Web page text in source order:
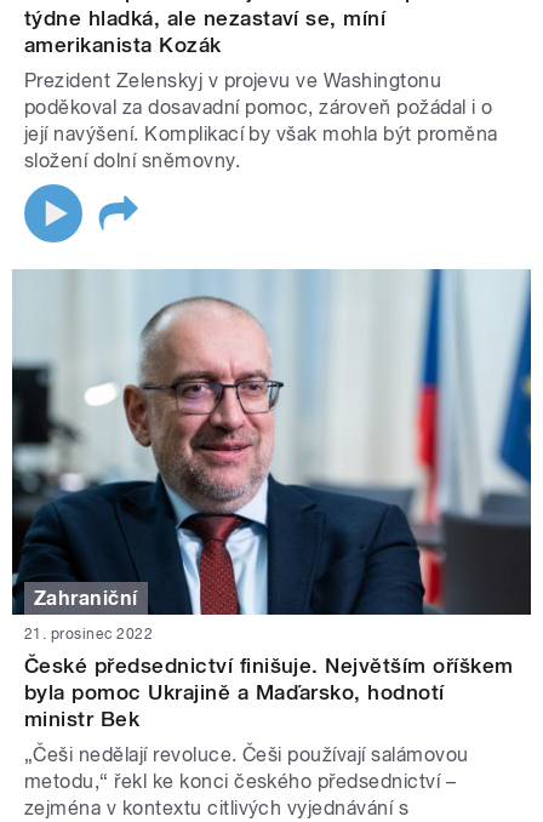
týdne hladká, ale nezastaví se, míní
amerikanista Kozák
Prezident Zelenskyj v projevu ve Washingtonu
poděkoval za dosavadní pomoc, zároveň požádal i o
její navýšení. Komplikací by však mohla být proměna
složení dolní sněmovny.
Zahraniční
21. prosinec 2022
České předsednictví finišuje. Největším oříškem
byla pomoc Ukrajině a Maďarsko, hodnotí
ministr Bek
„Češi nedělají revoluce. Češi používají salámovou
metodu,“ řekl ke konci českého předsednictví –
zejména v kontextu citlivých vyjednávání s